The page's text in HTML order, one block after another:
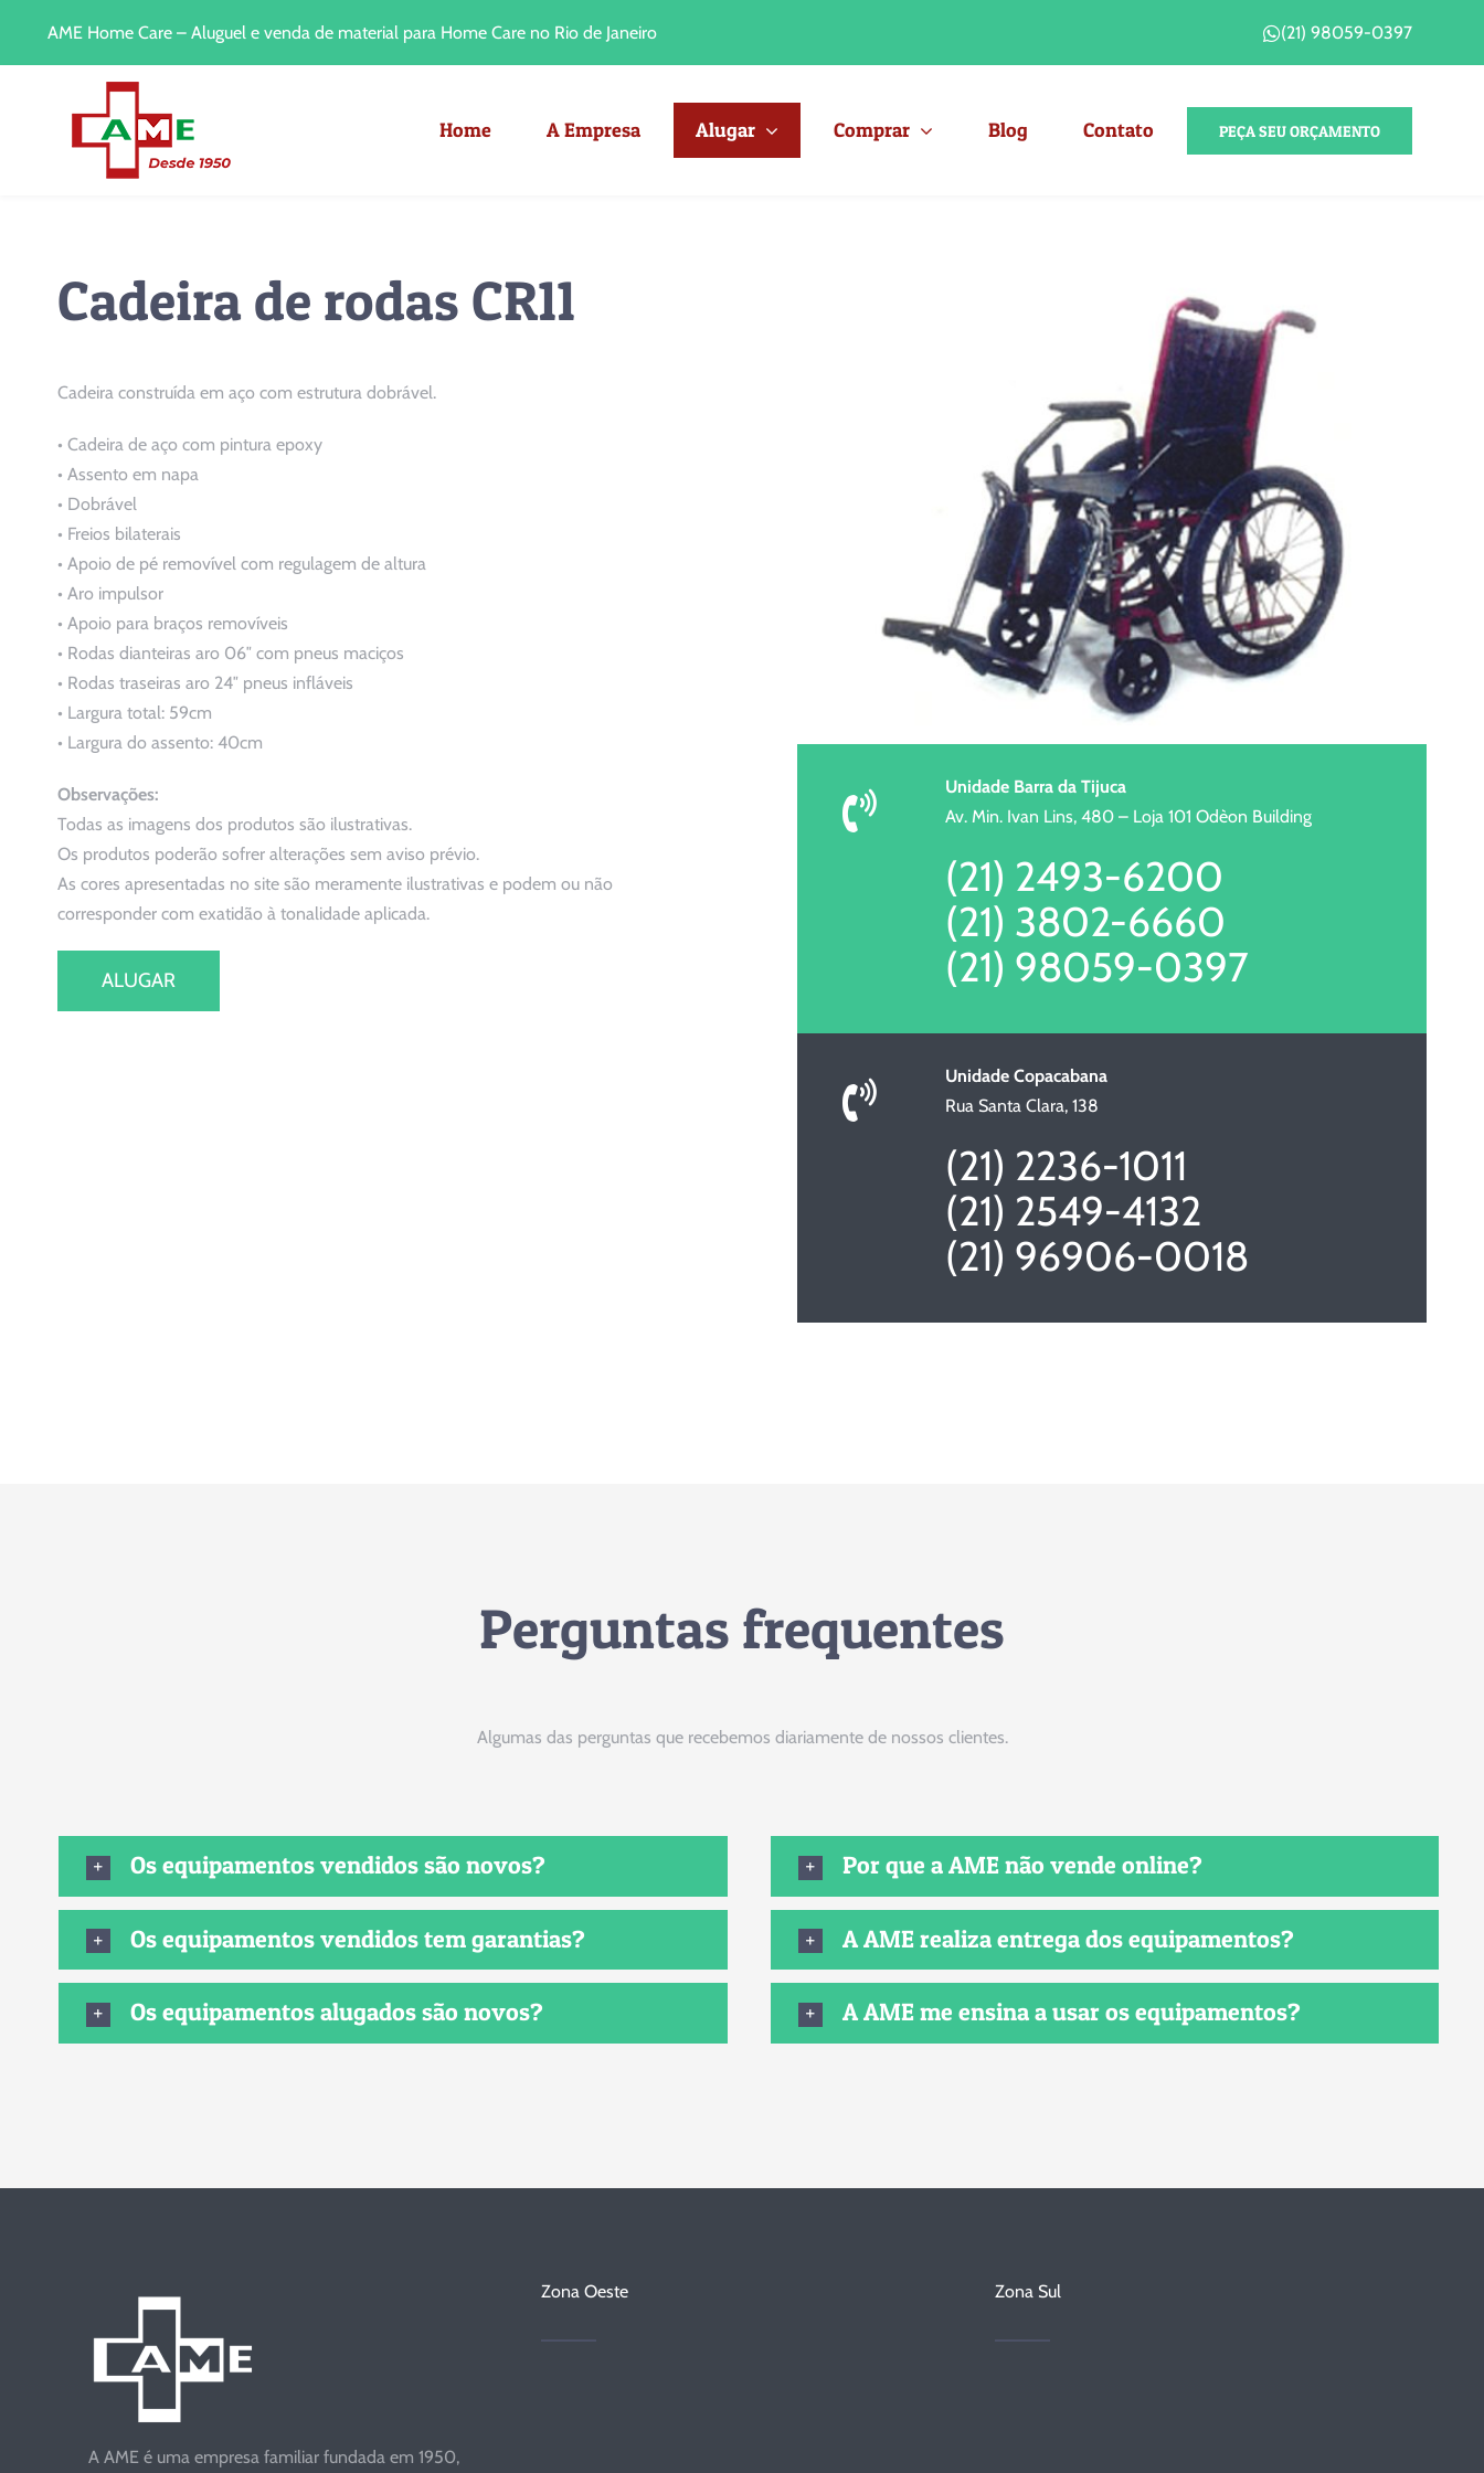
AME Home Care – Aluguel e venda de material para Home Care no Rio de Janeiro (21) 98059-0397
Home A Empresa Alugar Comprar Blog Contato PEÇA SEU ORÇAMENTO
Cadeira de rodas CR11
Cadeira construída em aço com estrutura dobrável.
• Cadeira de aço com pintura epoxy
• Assento em napa
• Dobrável
• Freios bilaterais
• Apoio de pé removível com regulagem de altura
• Aro impulsor
• Apoio para braços removíveis
• Rodas dianteiras aro 06″ com pneus maciços
• Rodas traseiras aro 24″ pneus infláveis
• Largura total: 59cm
• Largura do assento: 40cm
Observações:
Todas as imagens dos produtos são ilustrativas.
Os produtos poderão sofrer alterações sem aviso prévio.
As cores apresentadas no site são meramente ilustrativas e podem ou não
corresponder com exatidão à tonalidade aplicada.
ALUGAR
Unidade Barra da Tijuca
Av. Min. Ivan Lins, 480 – Loja 101 Odèon Building
(21) 2493-6200
(21) 3802-6660
(21) 98059-0397
Unidade Copacabana
Rua Santa Clara, 138
(21) 2236-1011
(21) 2549-4132
(21) 96906-0018
Perguntas frequentes
Algumas das perguntas que recebemos diariamente de nossos clientes.
Os equipamentos vendidos são novos?
Os equipamentos vendidos tem garantias?
Os equipamentos alugados são novos?
Por que a AME não vende online?
A AME realiza entrega dos equipamentos?
A AME me ensina a usar os equipamentos?
A AME é uma empresa familiar fundada em 1950,
Zona Oeste Zona Sul